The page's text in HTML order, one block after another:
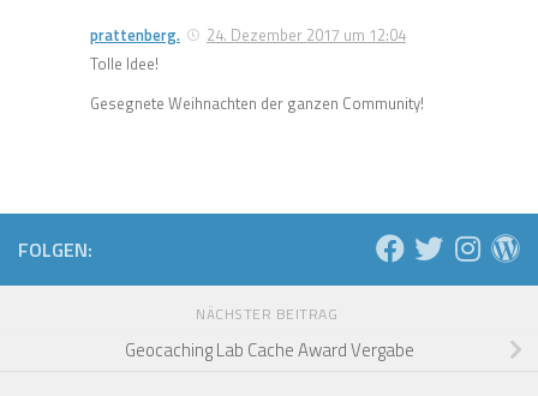
prattenberg.
24. Dezember 2017 um 12:04
Tolle Idee!
Gesegnete Weihnachten der ganzen Community!
FOLGEN:
NÄCHSTER BEITRAG
Geocaching Lab Cache Award Vergabe